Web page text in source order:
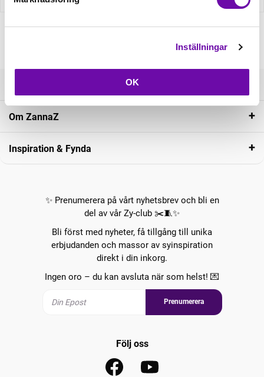
Inställningar
OK
Om ZannaZ
Inspiration & Fynda
✨ Prenumerera på vårt nyhetsbrev och bli en
del av vår Zy-club ✂️🧵✨
Bli först med nyheter, få tillgång till unika
erbjudanden och massor av syinspiration
direkt i din inkorg.
Ingen oro – du kan avsluta när som helst! 💌
Prenumerera
Följ oss